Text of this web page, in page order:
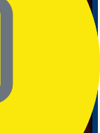
a toda la